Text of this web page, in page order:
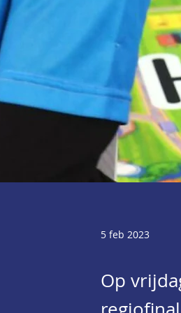
5 feb 2023
Op